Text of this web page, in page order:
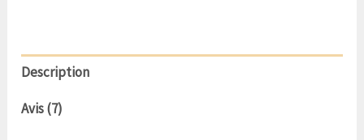
Description
Avis (7)